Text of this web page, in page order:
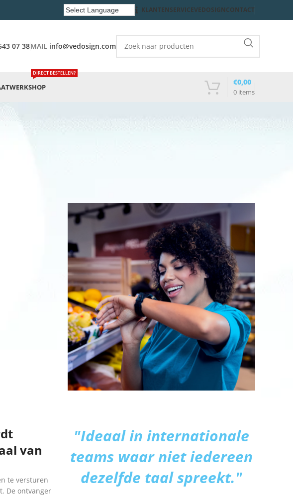
KLANTENSERVICEVEDOSIGNCONTACT
07 38MAIL info@vedosign.com
SHOP
DIRECT BESTELLEN?
0 items
€0,00
van
te versturen
De ontvanger
"Ideaal in internationale
teams waar niet iedereen
dezelfde taal spreekt."